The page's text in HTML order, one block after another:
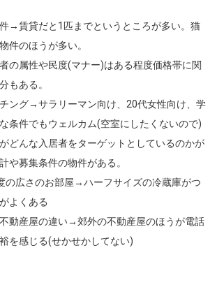
→賃貸だと1匹までというところが多い。猫
件のほうが多い。
の属性や民度(マナー)はある程度価格帯に関
もある。
ング→サラリーマン向け、20代女性向け、学
条件でもウェルカム(空室にしたくないので)
どんな入居者をターゲットとしているのかが
や募集条件の物件がある。
の広さのお部屋→ハーフサイズの冷蔵庫がつ
よくある
動産屋の違い→郊外の不動産屋のほうが電話
を感じる(せかせかしてない)